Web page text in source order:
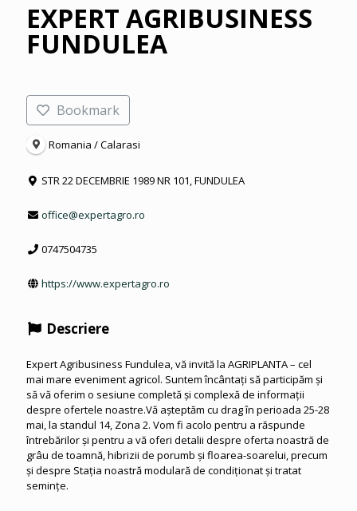
EXPERT AGRIBUSINESS
FUNDULEA
Bookmark
Romania / Calarasi
STR 22 DECEMBRIE 1989 NR 101, FUNDULEA
office@expertagro.ro
0747504735
https://www.expertagro.ro
Descriere
Expert Agribusiness Fundulea, vă invită la AGRIPLANTA – cel
mai mare eveniment agricol. Suntem încântați să participăm și
să vă oferim o sesiune completă și complexă de informații
despre ofertele noastre.Vă așteptăm cu drag în perioada 25-28
mai, la standul 14, Zona 2. Vom fi acolo pentru a răspunde
întrebărilor și pentru a vă oferi detalii despre oferta noastră de
grâu de toamnă, hibrizii de porumb și floarea-soarelui, precum
și despre Stația noastră modulară de condiționat și tratat
semințe.